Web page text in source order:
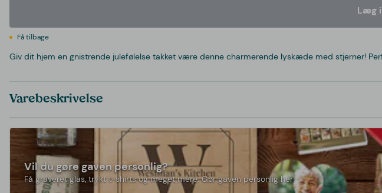
Læg
Få tilbage
Giv dit hjem en gnistrende julefølelse takket være denne charmerende lyskæde med stjerner!
Varebeskrivelse
Vil du gøre gaven personlig?
Få graveret glas, trykt t-shirts og meget mere. Gør gaven personlig her!